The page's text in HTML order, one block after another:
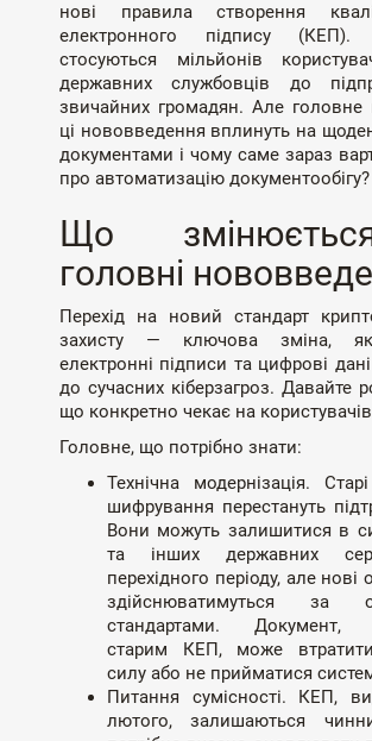
нові правила створення
електронного підпису
стосуються мільйонів
державних службовців до
звичайних громадян. Але головне
ці нововведення вплинуть на
документами і чому саме зараз
про автоматизацію документообігу?
Що
головні
Перехід на новий стандарт
захисту — ключова зміна,
електронні підписи та цифрові
до сучасних кіберзагроз. Давайте
що конкретно чекає на
Головне, що потрібно знати:
Технічна модернізація.
шифрування перестануть
Вони можуть залишитися в
та інших державних
перехідного періоду, але нові
здійснюватимуться за
стандартами. Документ,
старим КЕП, може
силу або не прийматися
Питання сумісності. КЕП,
лютого, залишаються